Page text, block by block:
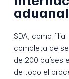
SDA, como
completa de
de 200 países
de todo el